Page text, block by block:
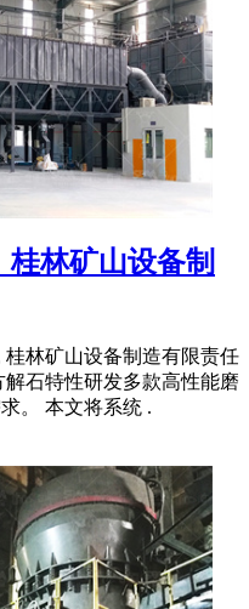
林矿山设备制
林矿山设备制造有限责任
石特性研发多款高性能磨
。 本文将系统 .